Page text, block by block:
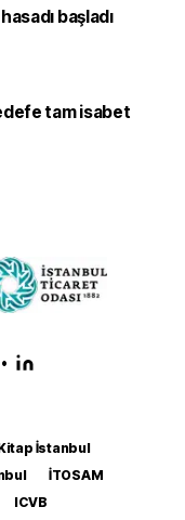
başladı
tam isabet
•
İstanbul
İTOSAM
ICVB